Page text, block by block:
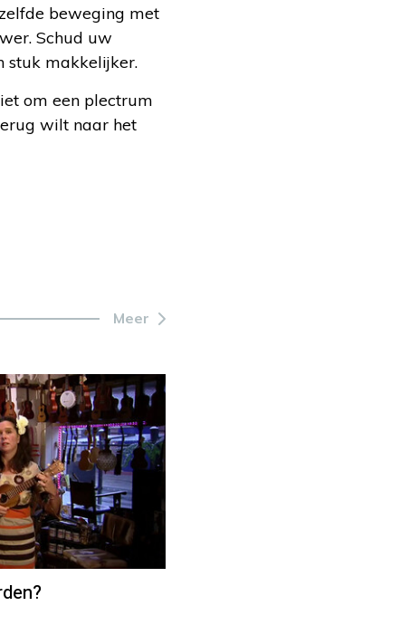
beweging met
Schud uw
stuk makkelijker.
om een plectrum
wilt naar het
Meer